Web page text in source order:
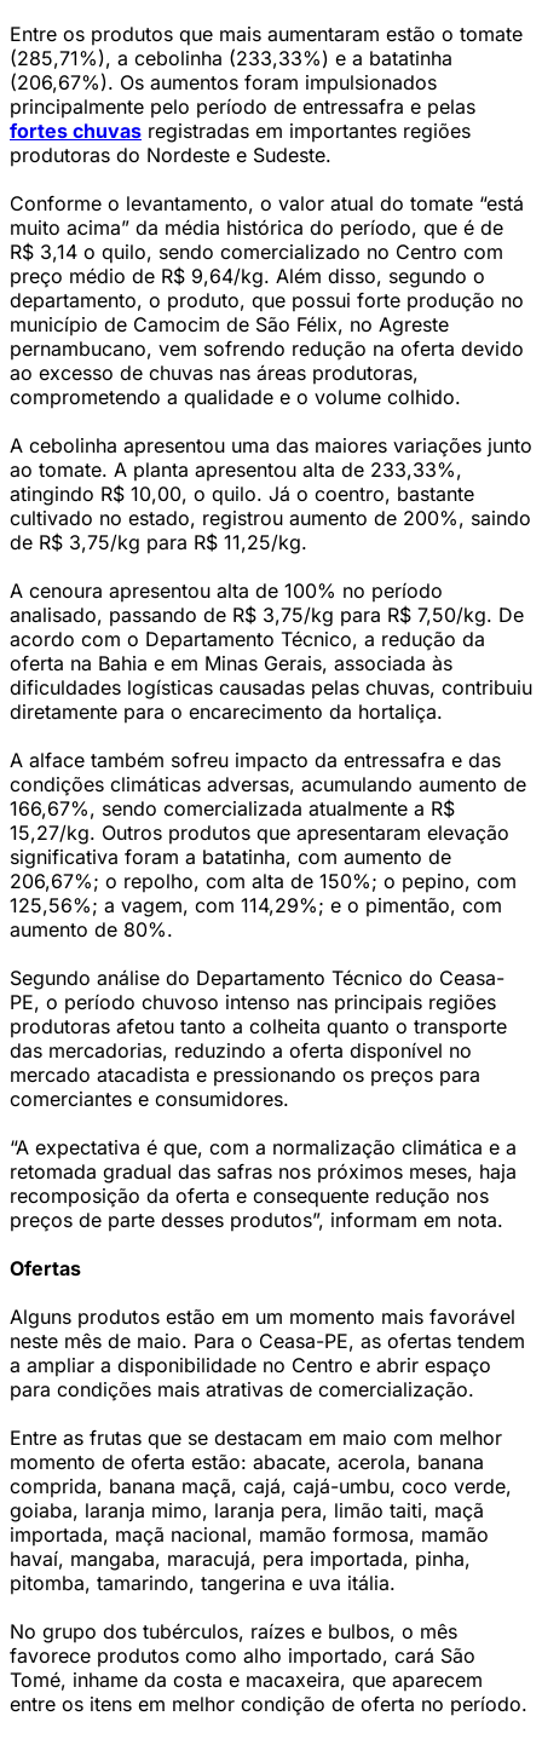
Entre os produtos que mais aumentaram estão o tomate
(285,71%), a cebolinha (233,33%) e a batatinha
(206,67%). Os aumentos foram impulsionados
principalmente pelo período de entressafra e pelas
fortes chuvas registradas em importantes regiões
produtoras do Nordeste e Sudeste.
Conforme o levantamento, o valor atual do tomate “está
muito acima” da média histórica do período, que é de
R$ 3,14 o quilo, sendo comercializado no Centro com
preço médio de R$ 9,64/kg. Além disso, segundo o
departamento, o produto, que possui forte produção no
município de Camocim de São Félix, no Agreste
pernambucano, vem sofrendo redução na oferta devido
ao excesso de chuvas nas áreas produtoras,
comprometendo a qualidade e o volume colhido.
A cebolinha apresentou uma das maiores variações junto
ao tomate. A planta apresentou alta de 233,33%,
atingindo R$ 10,00, o quilo. Já o coentro, bastante
cultivado no estado, registrou aumento de 200%, saindo
de R$ 3,75/kg para R$ 11,25/kg.
A cenoura apresentou alta de 100% no período
analisado, passando de R$ 3,75/kg para R$ 7,50/kg. De
acordo com o Departamento Técnico, a redução da
oferta na Bahia e em Minas Gerais, associada às
dificuldades logísticas causadas pelas chuvas, contribuiu
diretamente para o encarecimento da hortaliça.
A alface também sofreu impacto da entressafra e das
condições climáticas adversas, acumulando aumento de
166,67%, sendo comercializada atualmente a R$
15,27/kg. Outros produtos que apresentaram elevação
significativa foram a batatinha, com aumento de
206,67%; o repolho, com alta de 150%; o pepino, com
125,56%; a vagem, com 114,29%; e o pimentão, com
aumento de 80%.
Segundo análise do Departamento Técnico do Ceasa-
PE, o período chuvoso intenso nas principais regiões
produtoras afetou tanto a colheita quanto o transporte
das mercadorias, reduzindo a oferta disponível no
mercado atacadista e pressionando os preços para
comerciantes e consumidores.
“A expectativa é que, com a normalização climática e a
retomada gradual das safras nos próximos meses, haja
recomposição da oferta e consequente redução nos
preços de parte desses produtos”, informam em nota.
Ofertas
Alguns produtos estão em um momento mais favorável
neste mês de maio. Para o Ceasa-PE, as ofertas tendem
a ampliar a disponibilidade no Centro e abrir espaço
para condições mais atrativas de comercialização.
Entre as frutas que se destacam em maio com melhor
momento de oferta estão: abacate, acerola, banana
comprida, banana maçã, cajá, cajá-umbu, coco verde,
goiaba, laranja mimo, laranja pera, limão taiti, maçã
importada, maçã nacional, mamão formosa, mamão
havaí, mangaba, maracujá, pera importada, pinha,
pitomba, tamarindo, tangerina e uva itália.
No grupo dos tubérculos, raízes e bulbos, o mês
favorece produtos como alho importado, cará São
Tomé, inhame da costa e macaxeira, que aparecem
entre os itens em melhor condição de oferta no período.